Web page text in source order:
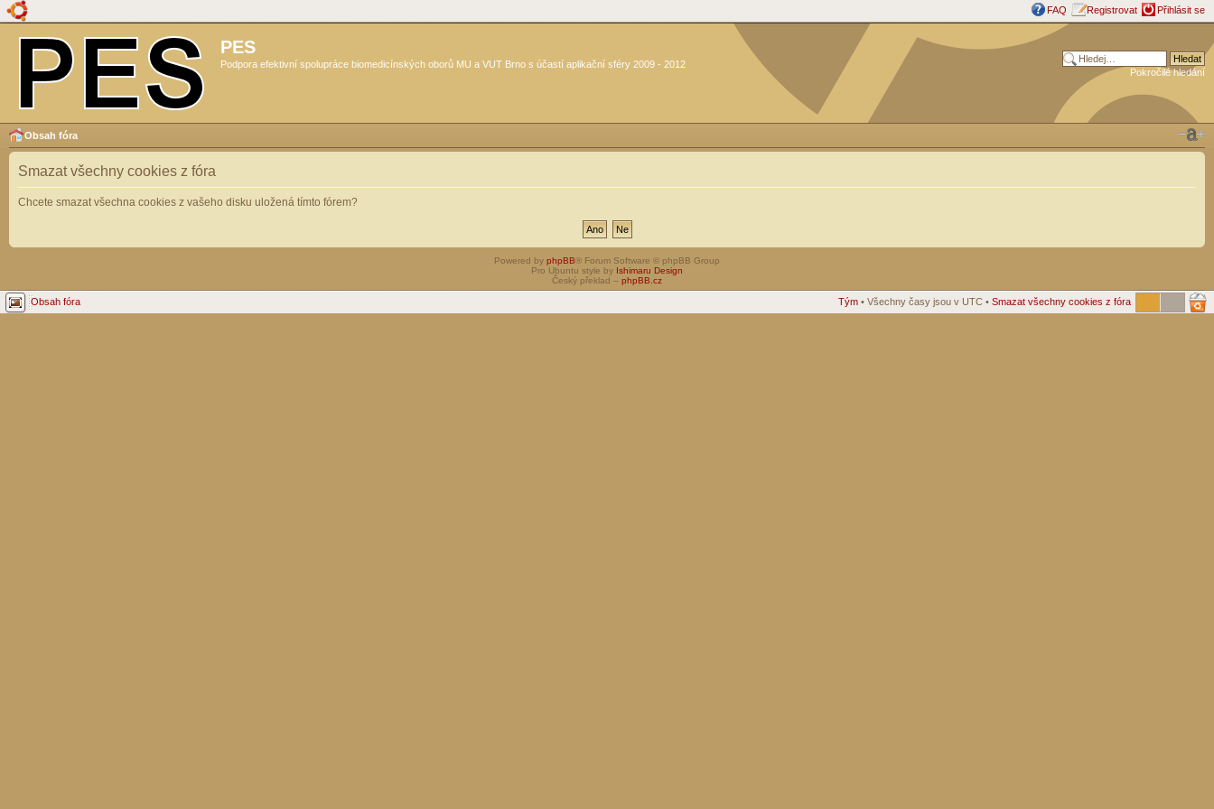
FAQ Registrovat Přihlásit se
PES
Podpora efektivní spolupráce biomedicínských oborů MU a VUT Brno s účastí aplikační sféry 2009 - 2012
Pokročilé hledání
Obsah fóra
Smazat všechny cookies z fóra
Chcete smazat všechna cookies z vašeho disku uložená tímto fórem?
Powered by phpBB® Forum Software © phpBB Group
Pro Ubuntu style by Ishimaru Design
Český překlad – phpBB.cz
Obsah fóra Tým • Všechny časy jsou v UTC • Smazat všechny cookies z fóra